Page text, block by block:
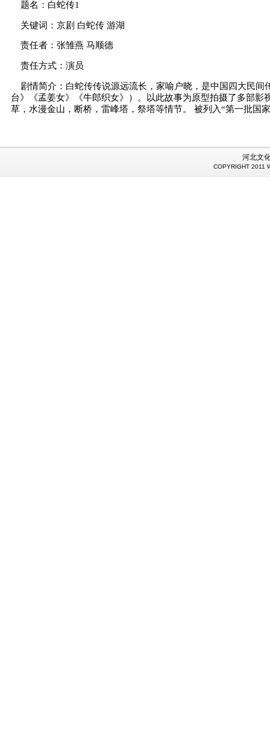
题名：白蛇传1
关键词：京剧 白蛇传 游湖
责任者：张雏燕 马顺德
责任方式：演员
剧情简介：白蛇传传说源远流长，家喻户晓，是中国四大民间
台》《孟姜女》《牛郎织女》）。以此故事为原型拍摄了多部影
草，水漫金山，断桥，雷峰塔，祭塔等情节。 被列入“第一批国